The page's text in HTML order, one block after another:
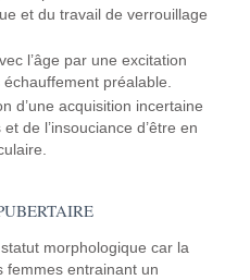
et du travail de verrouillage
l’âge par une excitation
préalable.
d’une acquisition incertaine
de l’insouciance d’être en
morphologique car la
femmes entrainant un